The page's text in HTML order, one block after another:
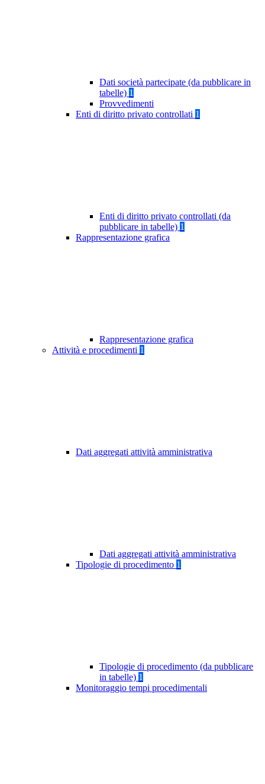
Dati società partecipate (da pubblicare in
tabelle) 1
Provvedimenti
Enti di diritto privato controllati 1
Enti di diritto privato controllati (da
pubblicare in tabelle) 1
Rappresentazione grafica
Rappresentazione grafica
Attività e procedimenti 1
Dati aggregati attività amministrativa
Dati aggregati attività amministrativa
Tipologie di procedimento 1
Tipologie di procedimento (da pubblicare
in tabelle) 1
Monitoraggio tempi procedimentali